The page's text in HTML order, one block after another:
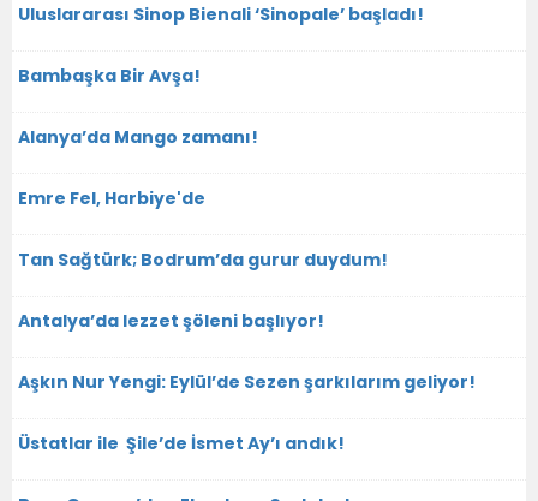
Uluslararası Sinop Bienali ‘Sinopale’ başladı!
Bambaşka Bir Avşa!
Alanya’da Mango zamanı!
Emre Fel, Harbiye'de
Tan Sağtürk; Bodrum’da gurur duydum!
Antalya’da lezzet şöleni başlıyor!
Aşkın Nur Yengi: Eylül’de Sezen şarkılarım geliyor!
Üstatlar ile Şile’de İsmet Ay’ı andık!